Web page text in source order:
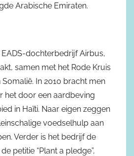
Arabische Emiraten.
EADS-dochterbedrijf Airbus,
samen met het Rode Kruis
In 2010 bracht men
het door een aardbeving
in Haïti. Naar eigen zeggen
voedselhulp aan
Verder is het bedrijf de
petitie “Plant a pledge”,